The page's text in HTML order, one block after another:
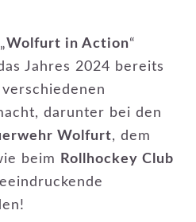
Wolfurt in Action“
Jahres 2024 bereits
darunter bei den
Wolfurt, dem
beim
Rollhockey Club